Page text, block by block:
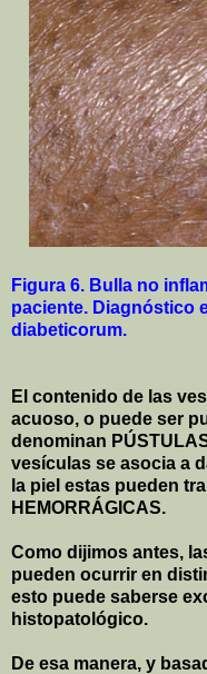
Figura 6. Bulla no
paciente. Diagnóstico
diabeticorum.
El contenido de las
acuoso, o puede ser
denominan
vesículas se asocia a
la piel estas pueden
HEMORRÁGICAS.
Como dijimos antes,
pueden ocurrir en
esto puede saberse
histopatológico.
De esa manera, y